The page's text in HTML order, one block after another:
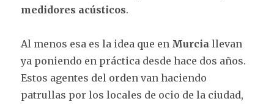
medidores acústicos.
Al menos esa es la idea que en Murcia llevan
ya poniendo en práctica desde hace dos años.
Estos agentes del orden van haciendo
patrullas por los locales de ocio de la ciudad,